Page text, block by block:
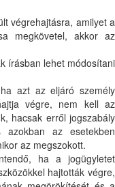
végrehajtásra, amilyet a
megkövetel, akkor az
írásban lehet módosítani
azt az eljáró személy
végre, nem kell az
hacsak erről jogszabály
azokban az esetekben
az megszokott.
ha a jogügyletet
hajtották végre,